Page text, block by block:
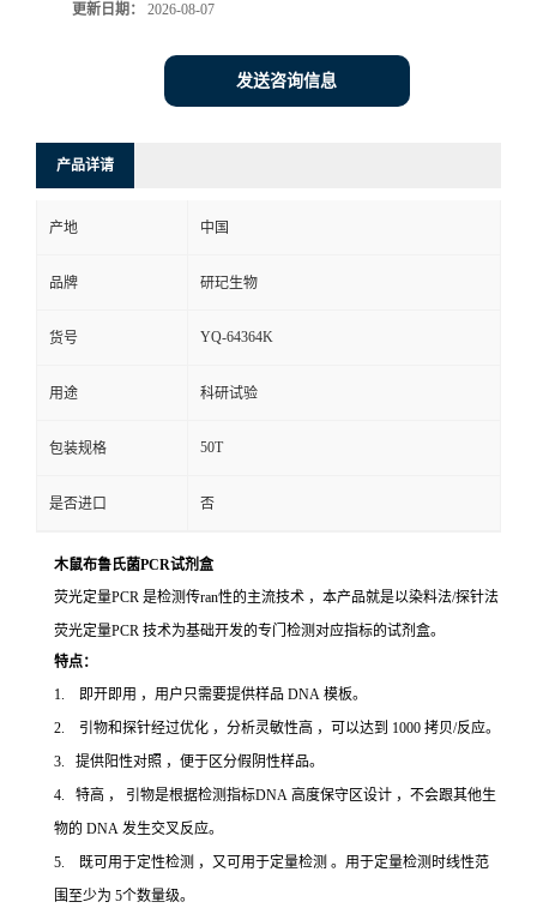
更新日期： 2026-08-07
发送咨询信息
产品详请
产地 中国
品牌 研玘生物
货号 YQ-64364K
用途 科研试验
包装规格 50T
是否进口 否
木鼠布鲁氏菌PCR试剂盒
荧光定量PCR 是检测传ran性的主流技术 ，本产品就是以染料法/探针法
荧光定量PCR 技术为基础开发的专门检测对应指标的试剂盒。
特点：
1. 即开即用 ，用户只需要提供样品 DNA 模板。
2. 引物和探针经过优化 ，分析灵敏性高 ，可以达到 1000 拷贝/反应。
3. 提供阳性对照 ，便于区分假阴性样品。
4. 特高 ， 引物是根据检测指标DNA 高度保守区设计 ，不会跟其他生
物的 DNA 发生交叉反应。
5. 既可用于定性检测 ，又可用于定量检测 。用于定量检测时线性范
围至少为 5个数量级。